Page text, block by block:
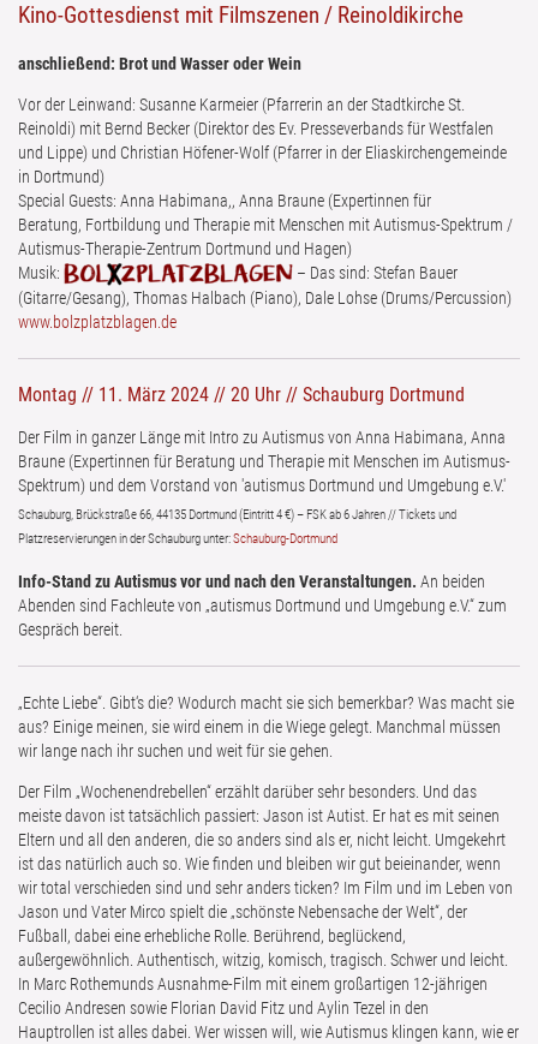
Kino-Gottesdienst mit Filmszenen / Reinoldikirche
anschließend: Brot und Wasser oder Wein
Vor der Leinwand: Susanne Karmeier (Pfarrerin an der Stadtkirche St.
Reinoldi) mit Bernd Becker (Direktor des Ev. Presseverbands für Westfalen
und Lippe) und Christian Höfener-Wolf (Pfarrer in der Eliaskirchengemeinde
in Dortmund)
Special Guests: Anna Habimana,, Anna Braune (Expertinnen für
Beratung, Fortbildung und Therapie mit Menschen mit Autismus-Spektrum /
Autismus-Therapie-Zentrum Dortmund und Hagen)
Musik:
– Das sind: Stefan Bauer
(Gitarre/Gesang), Thomas Halbach (Piano), Dale Lohse (Drums/Percussion)
www.bolzplatzblagen.de
Montag // 11. März 2024 // 20 Uhr // Schauburg Dortmund
Der Film in ganzer Länge mit Intro zu Autismus von Anna Habimana, Anna
Braune (Expertinnen für Beratung und Therapie mit Menschen im Autismus-
Spektrum) und dem Vorstand von 'autismus Dortmund und Umgebung e.V.'
Schauburg, Brückstraße 66, 44135 Dortmund (Eintritt 4 €) – FSK ab 6 Jahren // Tickets und
Platzreservierungen in der Schauburg unter:Schauburg-Dortmund
Info-Stand zu Autismus vor und nach den Veranstaltungen. An beiden
Abenden sind Fachleute von „autismus Dortmund und Umgebung e.V.“ zum
Gespräch bereit.
„Echte Liebe“. Gibt‘s die? Wodurch macht sie sich bemerkbar? Was macht sie
aus? Einige meinen, sie wird einem in die Wiege gelegt. Manchmal müssen
wir lange nach ihr suchen und weit für sie gehen.
Der Film „Wochenendrebellen“ erzählt darüber sehr besonders. Und das
meiste davon ist tatsächlich passiert: Jason ist Autist. Er hat es mit seinen
Eltern und all den anderen, die so anders sind als er, nicht leicht. Umgekehrt
ist das natürlich auch so. Wie finden und bleiben wir gut beieinander, wenn
wir total verschieden sind und sehr anders ticken? Im Film und im Leben von
Jason und Vater Mirco spielt die „schönste Nebensache der Welt“, der
Fußball, dabei eine erhebliche Rolle. Berührend, beglückend,
außergewöhnlich. Authentisch, witzig, komisch, tragisch. Schwer und leicht.
In Marc Rothemunds Ausnahme-Film mit einem großartigen 12-jährigen
Cecilio Andresen sowie Florian David Fitz und Aylin Tezel in den
Hauptrollen ist alles dabei. Wer wissen will, wie Autismus klingen kann, wie er